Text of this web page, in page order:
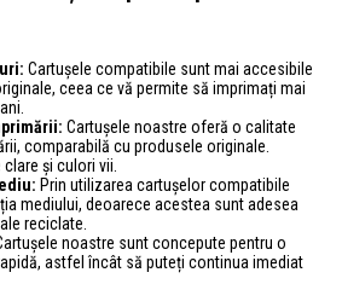
Cartușele compatibile sunt mai accesibile
ceea ce vă permite să imprimați mai
Cartușele noastre oferă o calitate
comparabilă cu produsele originale.
și culori vii.
Prin utilizarea cartușelor compatibile
mediului, deoarece acestea sunt adesea
reciclate.
noastre sunt concepute pentru o
astfel încât să puteți continua imediat